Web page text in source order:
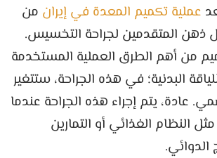
عملية تكميم المعدة في إيران من
ذهن المتقدمين لجراحة التخسيس.
من أهم الطرق العملية المستخدمة
البدنية؛ في هذه الجراحة، ستتغير
عادة، يتم إجراء هذه الجراحة عندما
النظام الغذائي أو التمارين
الدوائي.